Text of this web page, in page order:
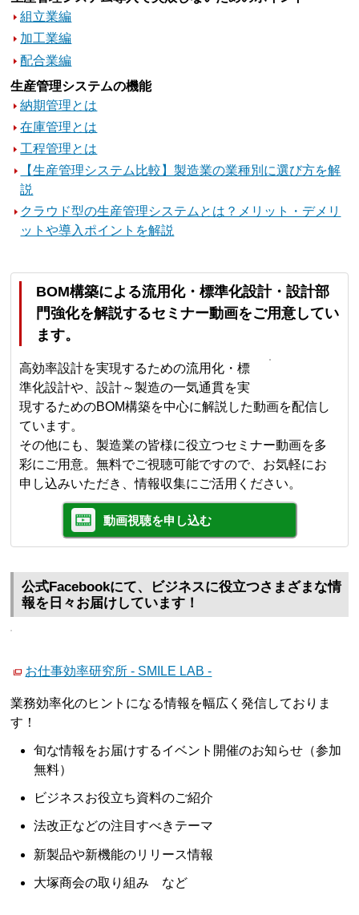
組立業編
加工業編
配合業編
生産管理システムの機能
納期管理とは
在庫管理とは
工程管理とは
【生産管理システム比較】製造業の業種別に選び方を解
説
クラウド型の生産管理システムとは？メリット・デメリ
ットや導入ポイントを解説
BOM構築による流用化・標準化設計・設計部
門強化を解説するセミナー動画をご用意してい
ます。
高効率設計を実現するための流用化・標
準化設計や、設計～製造の一気通貫を実
現するためのBOM構築を中心に解説した動画を配信し
ています。
その他にも、製造業の皆様に役立つセミナー動画を多
彩にご用意。無料でご視聴可能ですので、お気軽にお
申し込みいただき、情報収集にご活用ください。
動画視聴を申し込む
公式Facebookにて、ビジネスに役立つさまざまな情
報を日々お届けしています！
お仕事効率研究所 - SMILE LAB -
業務効率化のヒントになる情報を幅広く発信しておりま
す！
旬な情報をお届けするイベント開催のお知らせ（参加
無料）
ビジネスお役立ち資料のご紹介
法改正などの注目すべきテーマ
新製品や新機能のリリース情報
大塚商会の取り組み など